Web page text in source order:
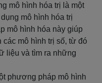
mô hình hóa trị là một
mô hình hóa trị
mô hình hóa này giúp
các mô hình trị số, từ đó
liệu và tìm ra những
phương pháp mô hình